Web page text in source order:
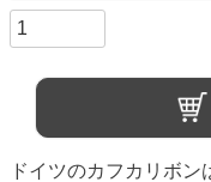
ドイツのカフカリボ